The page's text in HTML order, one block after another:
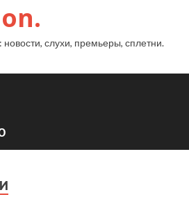
новости, слухи, премьеры, сплетни.